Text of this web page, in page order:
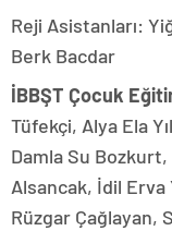
Reji Asistanları:
Berk Bacdar
İBBŞT Çocuk
Tüfekçi, Alya Ela
Damla Su Bozkurt,
Alsancak, İdil Erva
Rüzgar Çağlayan,